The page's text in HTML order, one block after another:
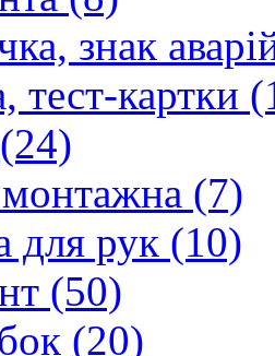
знак
тест-картки
(7)
для рук (10)
(50)
(20)